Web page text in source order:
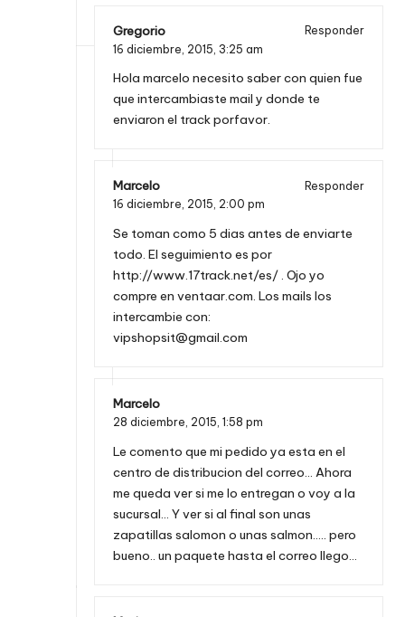
Gregorio
Responder
16 diciembre, 2015, 3:25 am
Hola marcelo necesito saber con quien fue
que intercambiaste mail y donde te
enviaron el track porfavor.
Marcelo
Responder
16 diciembre, 2015, 2:00 pm
Se toman como 5 dias antes de enviarte
todo. El seguimiento es por
http://www.17track.net/es/. Ojo yo
compre en ventaar.com. Los mails los
intercambie con:
vipshopsit@gmail.com
Marcelo
28 diciembre, 2015, 1:58 pm
Le comento que mi pedido ya esta en el
centro de distribucion del correo… Ahora
me queda ver si me lo entregan o voy a la
sucursal… Y ver si al final son unas
zapatillas salomon o unas salmon….. pero
bueno.. un paquete hasta el correo llego…